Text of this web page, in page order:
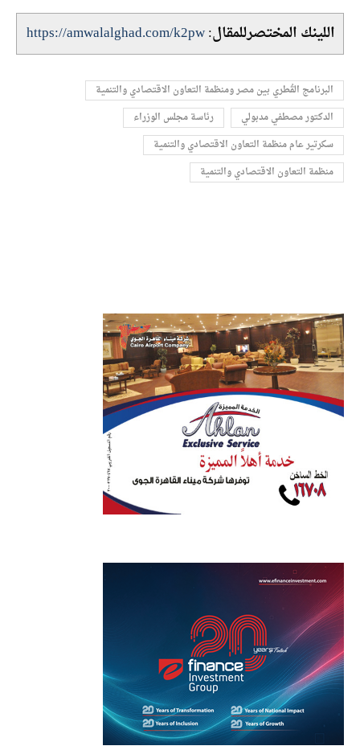
اللينك المختصرللمقال:https://amwalalghad.com/k2pw
البرنامج القُطري بين مصر ومنظمة التعاون الاقتصادي والتنمية
الدكتور مصطفي مدبولي
رئاسة مجلس الوزراء
سكرتير عام منظمة التعاون الاقتصادي والتنمية
منظمة التعاون الاقتصادي والتنمية